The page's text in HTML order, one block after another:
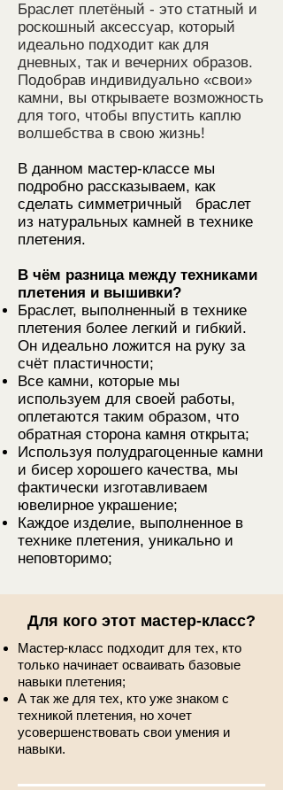
Браслет плетёный - это статный и
роскошный аксессуар, который
идеально подходит как для
дневных, так и вечерних образов.
Подобрав индивидуально «свои»
камни, вы открываете возможность
для того, чтобы впустить каплю
волшебства в свою жизнь!
В данном мастер-классе мы
подробно рассказываем, как
сделать симметричный браслет
из натуральных камней в технике
плетения.
В чём разница между техниками
плетения и вышивки?
Браслет, выполненный в технике
плетения более легкий и гибкий.
Он идеально ложится на руку за
счёт пластичности;
Все камни, которые мы
используем для своей работы,
оплетаются таким образом, что
обратная сторона камня открыта;
Используя полудрагоценные камни
и бисер хорошего качества, мы
фактически изготавливаем
ювелирное украшение;
Каждое изделие, выполненное в
технике плетения, уникально и
неповторимо;
Для кого этот мастер-класс?
Мастер-класс подходит для тех, кто
только начинает осваивать базовые
навыки плетения;
А так же для тех, кто уже знаком с
техникой плетения, но хочет
усовершенствовать свои умения и
навыки.